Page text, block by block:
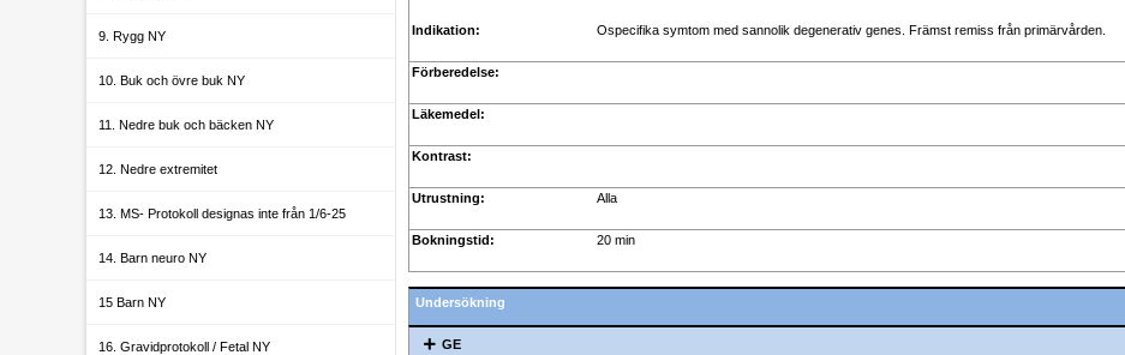
9. Rygg NY
10. Buk och övre buk NY
11. Nedre buk och bäcken NY
12. Nedre extremitet
13. MS- Protokoll designas inte från 1/6-25
14. Barn neuro NY
15 Barn NY
16. Gravidprotokoll / Fetal NY
Indikation: Ospecifika symtom med sannolik degenerativ genes. Främst remiss från primärvården.
Förberedelse:
Läkemedel:
Kontrast:
Utrustning: Alla
Bokningstid: 20 min
Undersökning
GE